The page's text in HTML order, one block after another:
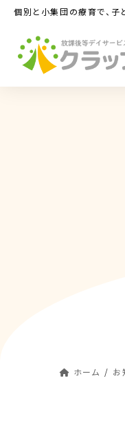
へ
ョ
個別と小集団の療育で、子
ホーム お